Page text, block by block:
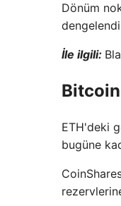
Dönüm
İle ilgili:
ETH'deki
bugüne